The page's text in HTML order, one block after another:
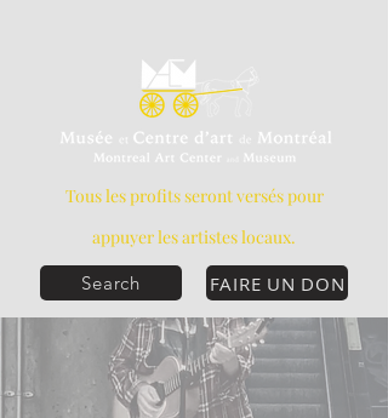
FAIRE UN DON
Tous les profits seront versés pour
appuyer les artistes locaux.
Search